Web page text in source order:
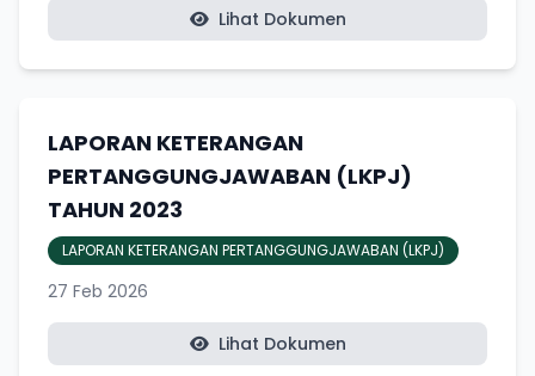
Lihat Dokumen
LAPORAN KETERANGAN
PERTANGGUNGJAWABAN (LKPJ)
TAHUN 2023
LAPORAN KETERANGAN PERTANGGUNGJAWABAN (LKPJ)
27 Feb 2026
Lihat Dokumen